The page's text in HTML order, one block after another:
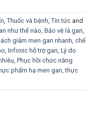
, Thuốc và bệnh, Tin tức and
như thế nào, Bảo vệ lá gan,
giảm men gan nhanh, chế
, Infonic hỗ trợ gan, Lý do
, Phục hồi chức năng
phẩm hạ men gan,thực